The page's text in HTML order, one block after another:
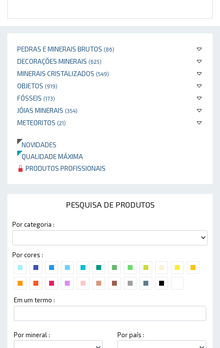
PEDRAS E MINERAIS BRUTOS (86)
DECORAÇÕES MINERAIS (625)
MINERAIS CRISTALIZADOS (549)
OBJETOS (919)
FÓSSEIS (173)
JÓIAS MINERAIS (354)
METEORITOS (21)
NOVIDADES
QUALIDADE MÁXIMA
PRODUTOS PROFISSIONAIS
PESQUISA DE PRODUTOS
Por categoria :
Por cores :
Em um termo :
Por mineral : Por país :